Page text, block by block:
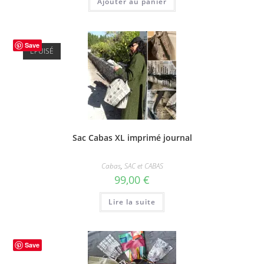
99,00 €. 49,50 €.
Save
ÉPUISÉ
Sac Cabas XL imprimé journal
Cabas, SAC et CABAS
99,00 €
Lire la suite
Save